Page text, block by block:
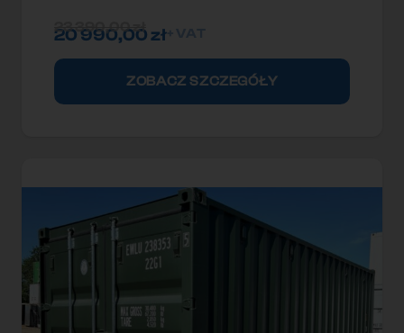
20 990,00zł
23 390,00 zł
ZOBACZ SZCZEGÓŁY